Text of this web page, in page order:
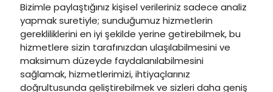
Bizimle paylaştığınız kişisel verileriniz sadece analiz
yapmak suretiyle; sunduğumuz hizmetlerin
gerekliliklerini en iyi şekilde yerine getirebilmek, bu
hizmetlere sizin tarafınızdan ulaşılabilmesini ve
maksimum düzeyde faydalanılabilmesini
sağlamak, hizmetlerimizi, ihtiyaçlarınız
doğrultusunda geliştirebilmek ve sizleri daha geniş